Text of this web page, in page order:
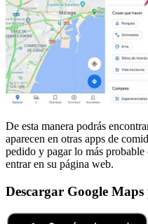
De esta manera podrás
aparecen en otras apps de
pedido y pagar lo más
entrar en su página web.
Descargar Google